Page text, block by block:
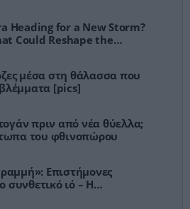
Heading for a New Storm?
Could Reshape the
μέσα στη θάλασσα που
[pics]
πριν από νέα θύελλα;
του φθινοπώρου
Επιστήμονες
συνθετικό ιό – Η